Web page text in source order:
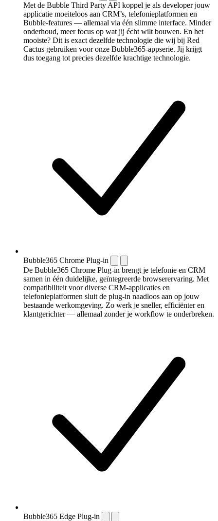
Met de Bubble Third Party API koppel je als developer jouw
applicatie moeiteloos aan CRM’s, telefonieplatformen en
Bubble-features — allemaal via één slimme interface. Minder
onderhoud, meer focus op wat jij écht wilt bouwen. En het
mooiste? Dit is exact dezelfde technologie die wij bij Red
Cactus gebruiken voor onze Bubble365-appserie. Jij krijgt
dus toegang tot precies dezelfde krachtige technologie.
Bubble365 Chrome Plug-in
De Bubble365 Chrome Plug-in brengt je telefonie en CRM
samen in één duidelijke, geïntegreerde browserervaring. Met
compatibiliteit voor diverse CRM-applicaties en
telefonieplatformen sluit de plug-in naadloos aan op jouw
bestaande werkomgeving. Zo werk je sneller, efficiënter en
klantgerichter — allemaal zonder je workflow te onderbreken.
Bubble365 Edge Plug-in